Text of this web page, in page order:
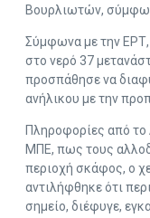
Βουρλιωτών,
Σύμφωνα με την ΕΡΤ,
στο νερό 37
προσπάθησε να
ανήλικου με την
Πληροφορίες από
ΜΠΕ, πως τους
περιοχή σκάφος, ο
αντιλήφθηκε ότι
σημείο, διέφυγε,